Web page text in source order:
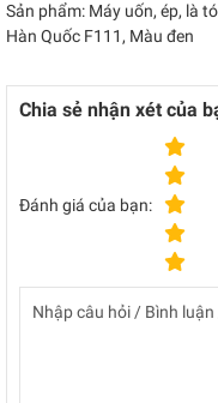
Sản phẩm: Máy uốn, ép, là
Hàn Quốc F111, Màu đen
Chia sẻ nhận xét của
Đánh giá của bạn: